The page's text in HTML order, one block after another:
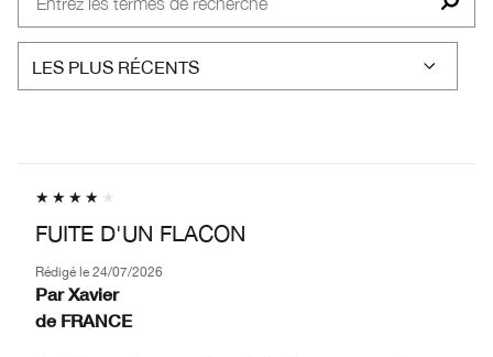
FUITE D'UN FLACON
Rédigé le 24/07/2026
Par Xavier
de FRANCE